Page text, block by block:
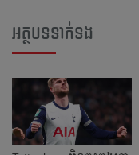
អត្ថបទទាក់ទង